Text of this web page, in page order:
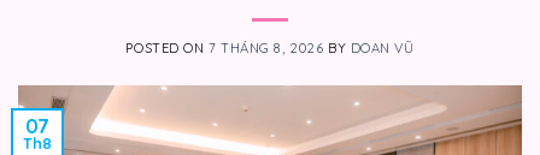
POSTED ON7 THÁNG 8, 2026 BY DOAN VŨ
07
Th8